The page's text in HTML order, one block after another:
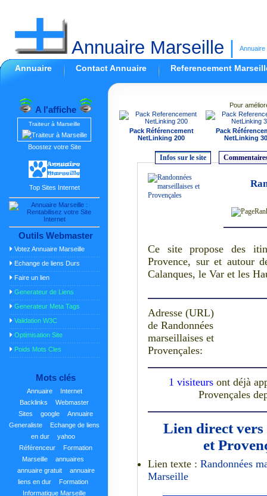
Annuaire Marseille Annuaire
Annuaire Contact Annuaire Referencement
A l'affiche
Traiteur à Marseille
Boostez votre Site
Top Sites Internet
Outils Webmaster
Votez Annuaire Marseille
Echange de liens Durs
Faire un lien
Generateur de Liens
Generateur Meta Tags
Validation W3C
Optimisation Site
Poids Mots Cles
Mots clés
Annuaire
Internet
Backlinks
Webmaster
Sites
google
Annuaire
Generaliste
Echange de liens
en dur
yahoo
Référenceur
Formation
Marseille
annuaires
annuaire gratuit
annuaire
liens en dur
Formation
Informatique Marseille
Pour
Pack Référencement
NetLinking 200
Pack
NetLinking
Infos sur le site
Ce site propose des
Provence, sur et autour
Calanques, le Var et les
Adresse (URL)
de Randonnées
marseillaises et
Provençales:
1 visiteursont déjà
Provençales
Lien direct vers
et
Lien texte : Randonnées
Marseille